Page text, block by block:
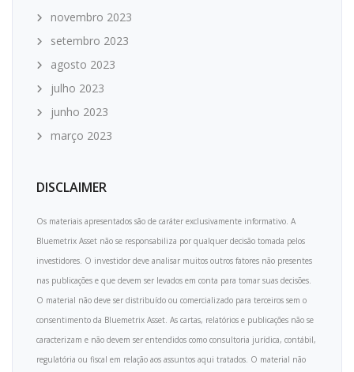
novembro 2023
setembro 2023
agosto 2023
julho 2023
junho 2023
março 2023
DISCLAIMER
Os materiais apresentados são de caráter exclusivamente informativo. A
Bluemetrix Asset não se responsabiliza por qualquer decisão tomada pelos
investidores. O investidor deve analisar muitos outros fatores não presentes
nas publicações e que devem ser levados em conta para tomar suas decisões.
O material não deve ser distribuído ou comercializado para terceiros sem o
consentimento da Bluemetrix Asset. As cartas, relatórios e publicações não se
caracterizam e não devem ser entendidos como consultoria jurídica, contábil,
regulatória ou fiscal em relação aos assuntos aqui tratados. O material não